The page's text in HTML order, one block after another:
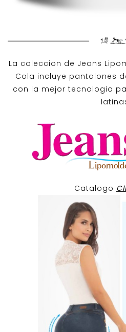
La coleccion de Jeans
Cola incluye pantalones
con la mejor tecnologia
Catalogo